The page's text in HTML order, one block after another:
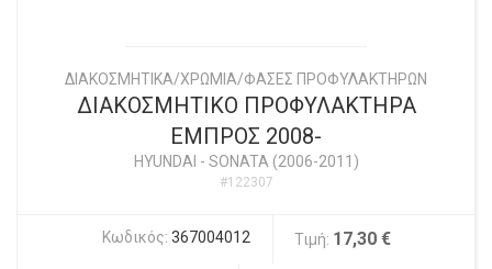
ΔΙΑΚΟΣΜΗΤΙΚΑ/ΧΡΩΜΙΑ/ΦΑΣΕΣ ΠΡΟΦΥΛΑΚΤΗΡΩΝ
ΔΙΑΚΟΣΜΗΤΙΚΟ ΠΡΟΦΥΛΑΚΤΗΡΑ
ΕΜΠΡΟΣ 2008-
HYUNDAI - SONATA (2006-2011)
#122307
Κωδικός: 367004012 Τιμή: 17,30 €